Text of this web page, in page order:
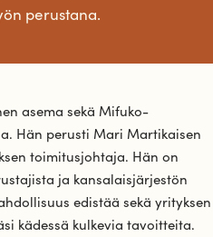
perustana.
asema sekä Mifuko-
Hän perusti Mari Martikaisen
toimitusjohtaja. Hän on
ja kansalaisjärjestön
edistää sekä yrityksen
kädessä kulkevia tavoitteita.